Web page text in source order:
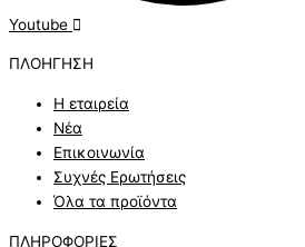
Youtube
ΠΛΟΗΓΗΣΗ
Η εταιρεία
Νέα
Επικοινωνία
Συχνές Ερωτήσεις
Όλα τα προϊόντα
ΠΛΗΡΟΦΟΡΙΕΣ